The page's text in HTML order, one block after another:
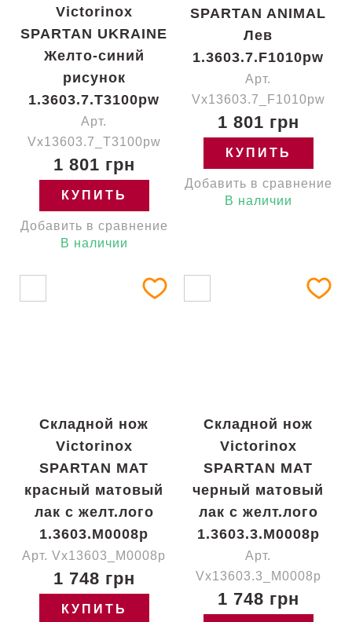
Victorinox
SPARTAN UKRAINE
Желто-синий
рисунок
1.3603.7.T3100pw
Арт.
Vx13603.7_T3100pw
1 801 грн
КУПИТЬ
Добавить в сравнение
В наличии
SPARTAN ANIMAL
Лев
1.3603.7.F1010pw
Арт.
Vx13603.7_F1010pw
1 801 грн
КУПИТЬ
Добавить в сравнение
В наличии
Складной нож
Victorinox
SPARTAN MAT
красный матовый
лак с желт.лого
1.3603.M0008p
Арт. Vx13603_M0008p
1 748 грн
КУПИТЬ
Складной нож
Victorinox
SPARTAN MAT
черный матовый
лак с желт.лого
1.3603.3.M0008p
Арт.
Vx13603.3_M0008p
1 748 грн